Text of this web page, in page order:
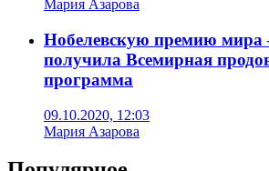
Мария Азарова
Нобелевскую премию мира
получила Всемирная
программа
09.10.2020, 12:03
Мария Азарова